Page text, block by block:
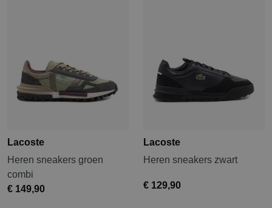
Lacoste
Heren sneakers groen
combi
€ 149,90
Lacoste
Heren sneakers zwart
€ 129,90